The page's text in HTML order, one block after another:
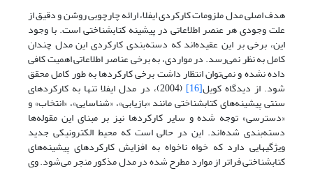
هدف اصلی مدل ملزومات کارکردی ایفلا، ارائه چارچوبی روشن و دقیق از
علت وجودی هر عنصر اطلاعاتی در پیشینه کتابشناختی است. با وجود
این، برخی بر این عقیده‌اند که دسته‌بندی کارکردی این مدل چندان
کامل به نظر نمی‌رسد. در مواردی، به برخی عناصر اطلاعاتی اهمیت کافی
داده نشده و نمی‌توان انتظار داشت برخی کارکردها به طور کامل محقق
شود. از دیدگاه کویل[16] (2004)، در مدل ایفلا تنها به کارکردهای
سنتی پیشینه‌های کتابشناختی مانند «بازیابی»، «شناسایی»، «انتخاب» و
«دسترسی» توجه شده و سایر کارکردها نیز بر مبنای این مقوله‌ها
دسته‌بندی شده‌اند. این در حالی است که محیط الکترونیکی جدید
ویژگیهایی دارد که خواه ناخواه به افزایش کارکردهای پیشینه‌های
کتابشناختی فراتر از موارد مطرح شده در مدل مذکور منجر می‌شود. وی